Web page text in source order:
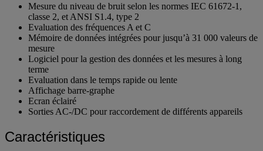
Mesure du niveau de bruit selon les normes IEC 61672-1,
classe 2, et ANSI S1.4, type 2
Evaluation des fréquences A et C
Mémoire de données intégrées pour jusqu’à 31 000 valeurs de
mesure
Logiciel pour la gestion des données et les mesures à long
terme
Evaluation dans le temps rapide ou lente
Affichage barre-graphe
Ecran éclairé
Sorties AC-/DC pour raccordement de différents appareils
Caractéristiques